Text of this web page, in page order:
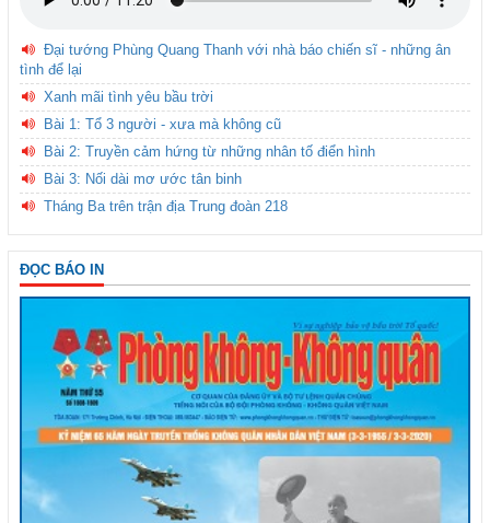
Đại tướng Phùng Quang Thanh với nhà báo chiến sĩ - những ân
tình để lại
Xanh mãi tình yêu bầu trời
Bài 1: Tổ 3 người - xưa mà không cũ
Bài 2: Truyền cảm hứng từ những nhân tố điển hình
Bài 3: Nối dài mơ ước tân binh
Tháng Ba trên trận địa Trung đoàn 218
ĐỌC BÁO IN